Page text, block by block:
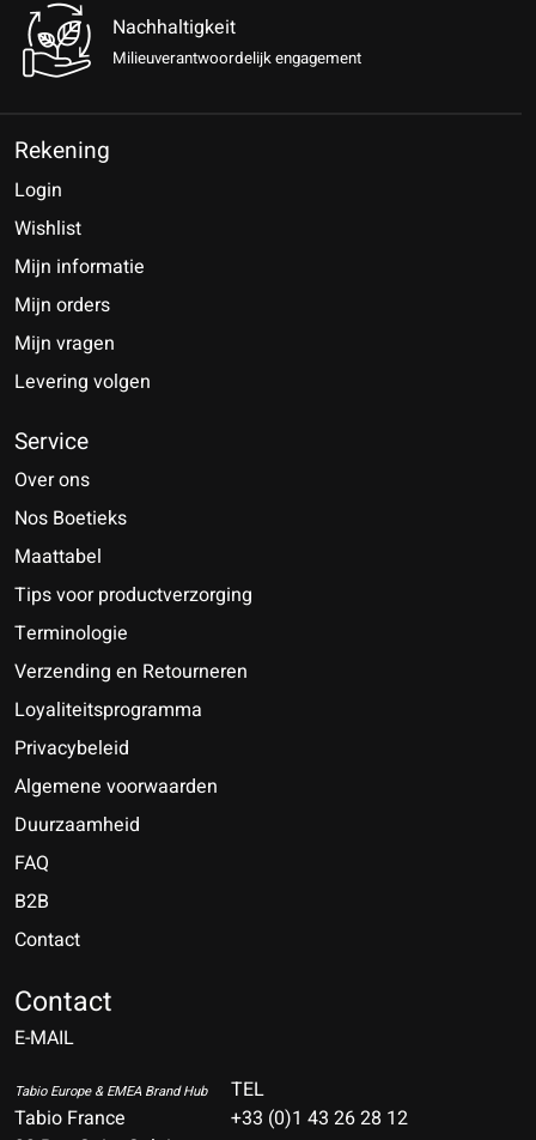
Nachhaltigkeit
Milieuverantwoordelijk engagement
Rekening
Login
Wishlist
Mijn informatie
Mijn orders
Mijn vragen
Levering volgen
Service
Over ons
Nos Boetieks
Maattabel
Tips voor productverzorging
Terminologie
Verzending en Retourneren
Loyaliteitsprogramma
Privacybeleid
Algemene voorwaarden
Duurzaamheid
FAQ
B2B
Contact
Contact
E-MAIL
Tabio Europe & EMEA Brand Hub
Tabio France
TEL
+33 (0)1 43 26 28 12